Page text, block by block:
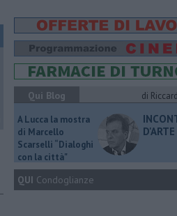
Qui Blog
di
A Lucca la mostra
di Marcello
Scarselli “Dialoghi
con la città"
D'ARTE
QUI Condoglianze